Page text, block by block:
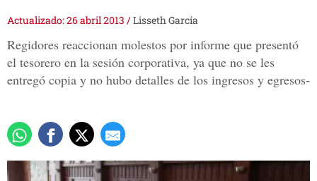
Actualizado: 26 abril 2013 /Lisseth García
Regidores reaccionan molestos por informe que presentó
el tesorero en la sesión corporativa, ya que no se les
entregó copia y no hubo detalles de los ingresos y egresos-